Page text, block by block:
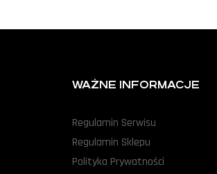
WAŻNE INFORMACJE
Regulamin Serwisu
Regulamin Sklepu
Polityka Prywatności